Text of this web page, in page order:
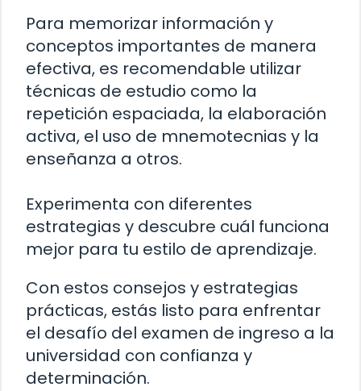
Para memorizar información y
conceptos importantes de manera
efectiva, es recomendable utilizar
técnicas de estudio como la
repetición espaciada, la elaboración
activa, el uso de mnemotecnias y la
enseñanza a otros.
Experimenta con diferentes
estrategias y descubre cuál funciona
mejor para tu estilo de aprendizaje.
Con estos consejos y estrategias
prácticas, estás listo para enfrentar
el desafío del examen de ingreso a la
universidad con confianza y
determinación.